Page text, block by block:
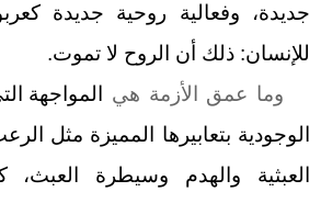
جديدة، وفعالية روحية جديدة
للإنسان: ذلك أن الروح لا تموت.
وما عمق الأزمة هي
المواجهة
الوجودية بتعابيرها المميزة مثل
العبثية والهدم وسيطرة العبث،